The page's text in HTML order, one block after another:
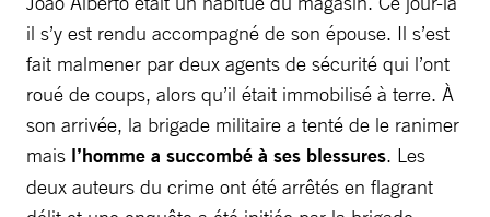
il s’y est rendu accompagné de son épouse. Il s’est
fait malmener par deux agents de sécurité qui l’ont
roué de coups, alors qu’il était immobilisé à terre. À
son arrivée, la brigade militaire a tenté de le ranimer
mais l’homme a succombé à ses blessures. Les
deux auteurs du crime ont été arrêtés en flagrant